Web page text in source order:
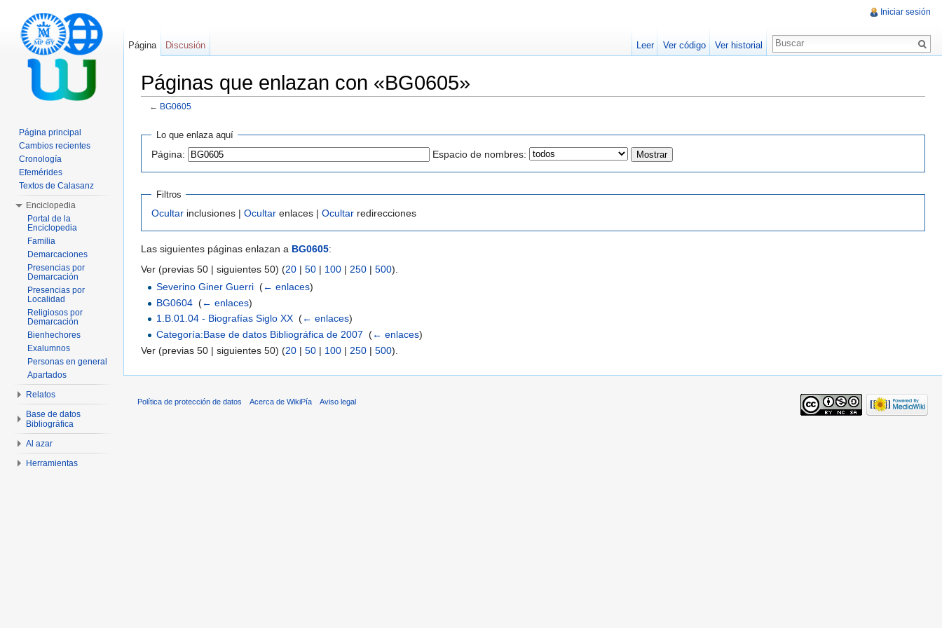
Páginas que enlazan con «BG0605»
← BG0605
Lo que enlaza aquí
Página: Espacio de nombres:
Filtros
Ocultar inclusiones | Ocultar enlaces | Ocultar redirecciones
Las siguientes páginas enlazan a BG0605:
Ver (previas 50 | siguientes 50) (20 | 50 | 100 | 250 | 500).
Severino Giner Guerri (← enlaces)
BG0604 (← enlaces)
1.B.01.04 - Biografías Siglo XX (← enlaces)
Categoría:Base de datos Bibliográfica de 2007
(← enlaces)
Ver (previas 50 | siguientes 50) (20 | 50 | 100 | 250 | 500).
Iniciar sesión
Página Discusión Leer Ver código Ver historial
Página principal
Cambios recientes
Cronología
Efemérides
Textos de Calasanz
Enciclopedia
Portal de la
Enciclopedia
Familia
Demarcaciones
Presencias por
Demarcación
Presencias por
Localidad
Religiosos por
Demarcación
Bienhechores
Exalumnos
Personas en general
Apartados
Relatos
Base de datos
Bibliográfica
Al azar
Herramientas
Política de protección de datos Acerca de WikiPía Aviso legal